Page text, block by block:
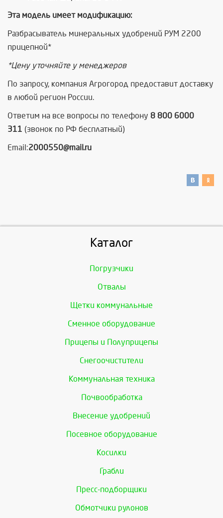
Эта модель имеет модификацию:
Разбрасыватель минеральных удобрений РУМ 2200
прицепной*
*Цену уточняйте у менеджеров
По запросу, компания Агрогород предоставит доставку
в любой регион России.
Ответим на все вопросы по телефону 8 800 6000
311 (звонок по РФ бесплатный)
Email:2000550@mail.ru
Каталог
Погрузчики
Отвалы
Щетки коммунальные
Сменное оборудование
Прицепы и Полуприцепы
Снегоочистители
Коммунальная техника
Почвообработка
Внесение удобрений
Посевное оборудование
Косилки
Грабли
Пресс-подборщики
Обмотчики рулонов